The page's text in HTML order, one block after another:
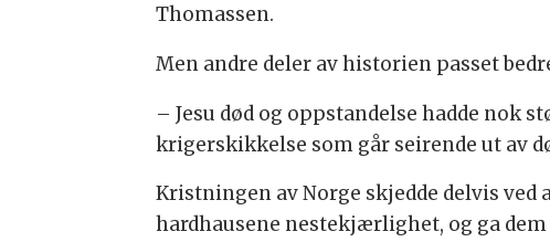
Thomassen.
Men andre deler av historien passet
– Jesu død og oppstandelse hadde nok
krigerskikkelse som går seirende ut av
Kristningen av Norge skjedde delvis
hardhausene nestekjærlighet, og ga